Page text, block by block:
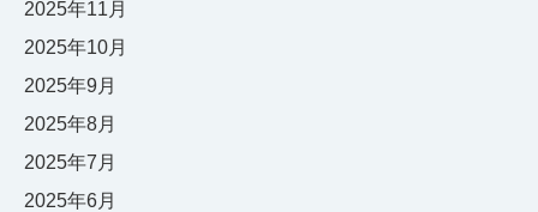
2025年11月
2025年10月
2025年9月
2025年8月
2025年7月
2025年6月